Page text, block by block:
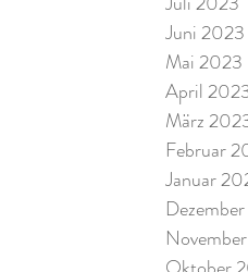
Juni 2023
Mai 2023
April
März
Februar
Januar